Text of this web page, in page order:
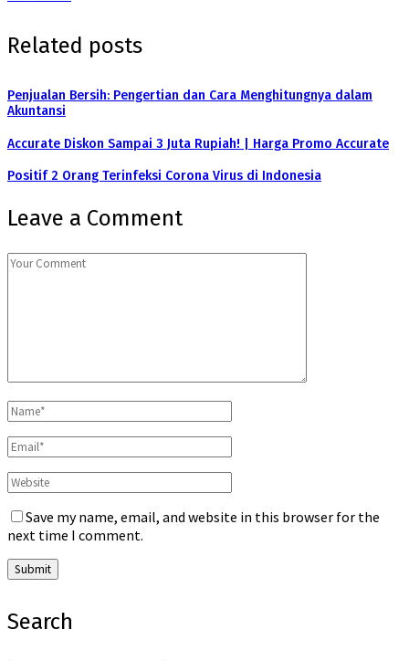
Related posts
Penjualan Bersih: Pengertian dan Cara Menghitungnya dalam
Akuntansi
Accurate Diskon Sampai 3 Juta Rupiah! | Harga Promo Accurate
Positif 2 Orang Terinfeksi Corona Virus di Indonesia
Leave a Comment
Save my name, email, and website in this browser for the
next time I comment.
Search